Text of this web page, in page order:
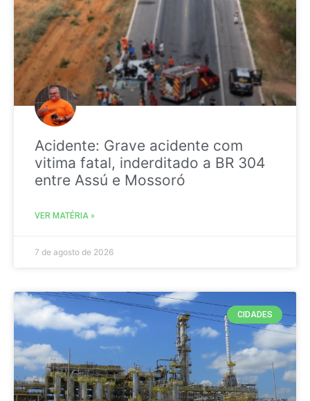
Acidente: Grave acidente com
vitima fatal, inderditado a BR 304
entre Assú e Mossoró
VER MATÉRIA »
7 de agosto de 2026
CIDADES